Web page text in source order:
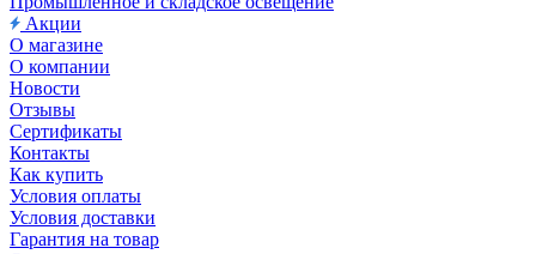
Акции
О магазине
О компании
Новости
Отзывы
Сертификаты
Контакты
Как купить
Условия оплаты
Условия доставки
Гарантия на товар